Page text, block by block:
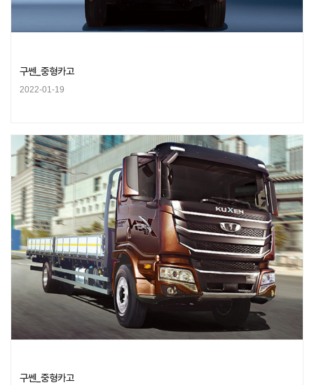
구쎈_중형카고
2022-01-19
구쎈_중형카고